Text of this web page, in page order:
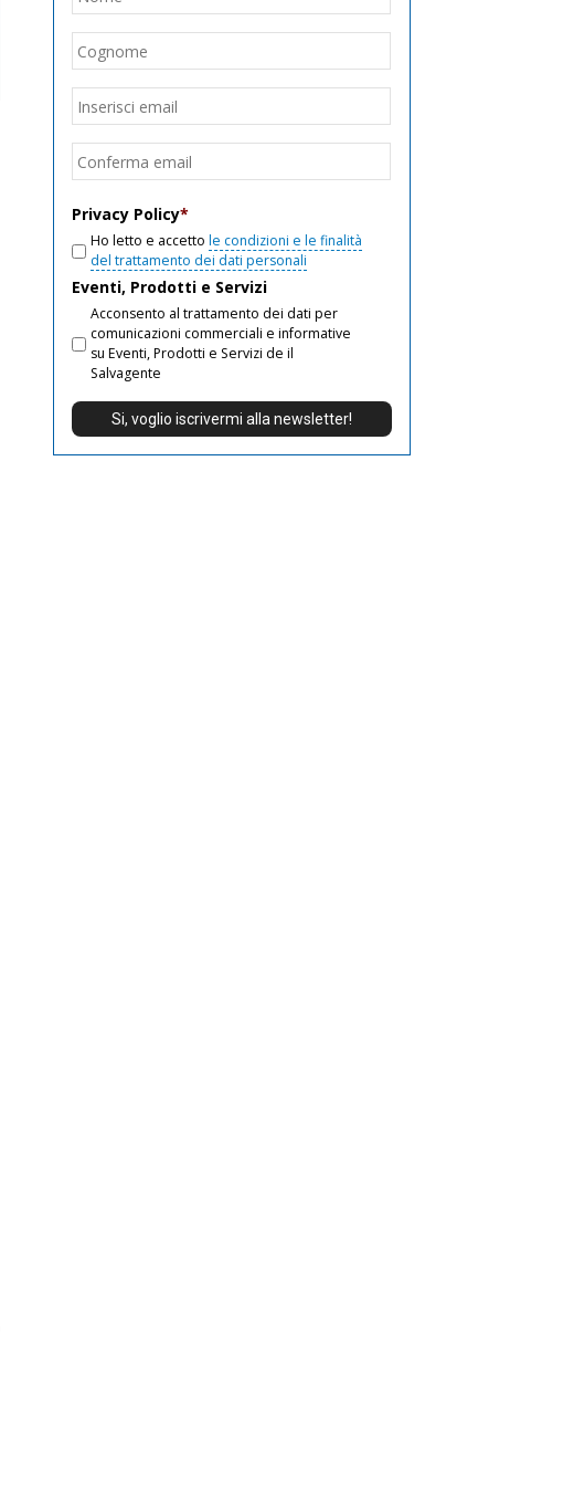
Email
Privacy Policy*
Ho letto e accetto le condizioni e le finalità
del trattamento dei dati personali
Eventi, Prodotti e Servizi
Acconsento al trattamento dei dati per
comunicazioni commerciali e informative
su Eventi, Prodotti e Servizi de il
Salvagente